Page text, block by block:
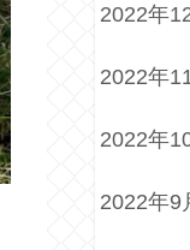
2022年
2022年
2022年
2022年9